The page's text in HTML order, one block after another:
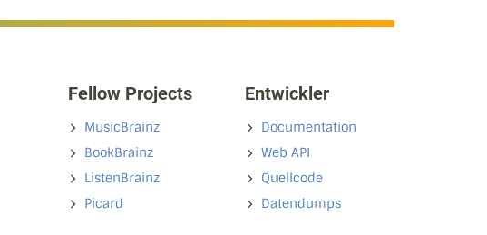
Fellow Projects
MusicBrainz
BookBrainz
ListenBrainz
Picard
Entwickler
Documentation
Web API
Quellcode
Datendumps